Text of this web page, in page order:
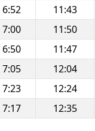
6:52 11:43
7:00 11:50
6:50 11:47
7:05 12:04
7:23 12:24
7:17 12:35